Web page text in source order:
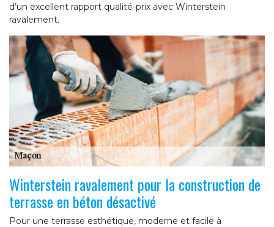
d’un excellent rapport qualité-prix avec Winterstein
ravalement.
Winterstein ravalement pour la construction de
terrasse en béton désactivé
Pour une terrasse esthétique, moderne et facile à